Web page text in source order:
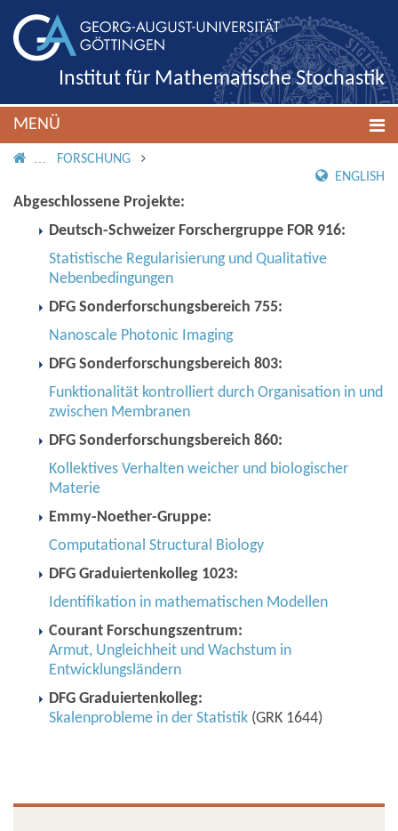
Institut für Mathematische Stochastik
MENÜ
IMS ROOTFORSCHUNG
ENGLISH
Abgeschlossene Projekte:
Deutsch-Schweizer Forschergruppe FOR 916:
Statistische Regularisierung und Qualitative
Nebenbedingungen
DFG Sonderforschungsbereich 755:
Nanoscale Photonic Imaging
DFG Sonderforschungsbereich 803:
Funktionalität kontrolliert durch Organisation in und
zwischen Membranen
DFG Sonderforschungsbereich 860:
Kollektives Verhalten weicher und biologischer
Materie
Emmy-Noether-Gruppe:
Computational Structural Biology
DFG Graduiertenkolleg 1023:
Identifikation in mathematischen Modellen
Courant Forschungszentrum:
Armut, Ungleichheit und Wachstum in
Entwicklungsländern
DFG Graduiertenkolleg:
Skalenprobleme in der Statistik (GRK 1644)